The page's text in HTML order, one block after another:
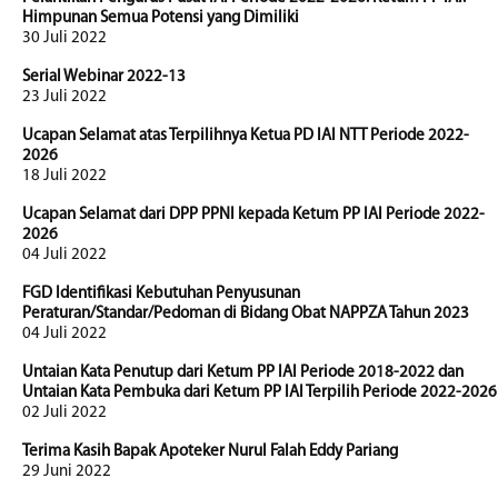
Himpunan Semua Potensi yang Dimiliki
30 Juli 2022
Serial Webinar 2022-13
23 Juli 2022
Ucapan Selamat atas Terpilihnya Ketua PD IAI NTT Periode 2022-
2026
18 Juli 2022
Ucapan Selamat dari DPP PPNI kepada Ketum PP IAI Periode 2022-
2026
04 Juli 2022
FGD Identifikasi Kebutuhan Penyusunan
Peraturan/Standar/Pedoman di Bidang Obat NAPPZA Tahun 2023
04 Juli 2022
Untaian Kata Penutup dari Ketum PP IAI Periode 2018-2022 dan
Untaian Kata Pembuka dari Ketum PP IAI Terpilih Periode 2022-2026
02 Juli 2022
Terima Kasih Bapak Apoteker Nurul Falah Eddy Pariang
29 Juni 2022